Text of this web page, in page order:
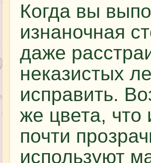
Когда вы
изнаночная
даже
неказистых
исправить.
же цвета, что
почти
используют